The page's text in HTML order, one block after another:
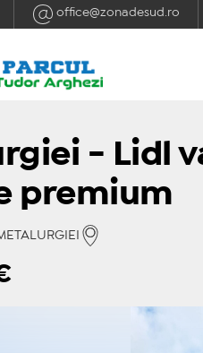
office@zonadesud.ro
- Lidl
premium